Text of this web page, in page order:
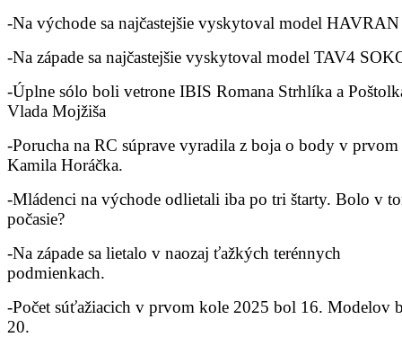
-Na východe sa najčastejšie vyskytoval model HAVRAN
-Na západe sa najčastejšie vyskytoval model TAV4
-Úplne sólo boli vetrone IBIS Romana Strhlíka a
Vlada Mojžiša
-Porucha na RC súprave vyradila z boja o body v
Kamila Horáčka.
-Mládenci na východe odlietali iba po tri štarty. Bolo v
počasie?
-Na západe sa lietalo v naozaj ťažkých terénnych
podmienkach.
-Počet súťažiacich v prvom kole 2025 bol 16. Modelov
20.